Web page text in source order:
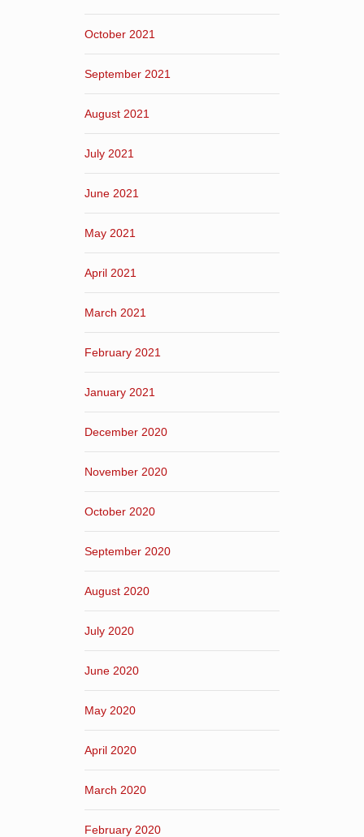
October 2021
September 2021
August 2021
July 2021
June 2021
May 2021
April 2021
March 2021
February 2021
January 2021
December 2020
November 2020
October 2020
September 2020
August 2020
July 2020
June 2020
May 2020
April 2020
March 2020
February 2020